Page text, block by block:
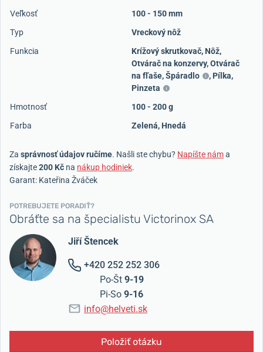
Veľkosť
100 - 150 mm
Typ
Vreckový nôž
Funkcia
Krížový skrutkovač, Nôž,
Otvárač na konzervy,Otvárač
na fľaše,Špáradlo , Pílka,
Pinzeta
Hmotnosť
100 - 200 g
Farba
Zelená, Hnedá
Za správnosť údajov ručíme. Našli ste chybu? Napíšte náma
získajte200 Kč na nákup hodiniek.
Garant: Kateřina Žváček
POTREBUJETE PORADIŤ?
Obráťte sa na špecialistu Victorinox SA
Jiří Štencek
+420 252 252 306
Po-Št 9-19
Pi-So 9-16
info@helveti.sk
Položiť otázku